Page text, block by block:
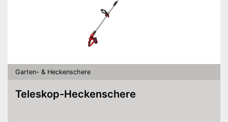
Garten- & Heckenschere
Teleskop-Heckenschere